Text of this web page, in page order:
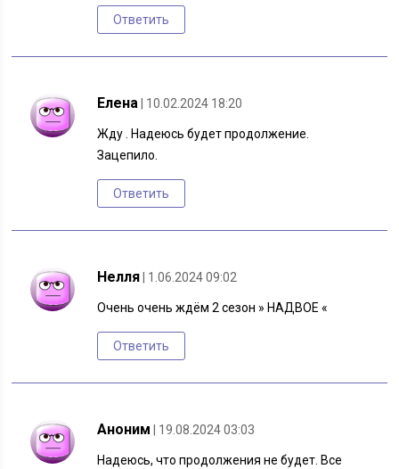
Ответить
Елена | 10.02.2024 18:20
Жду . Надеюсь будет продолжение.
Зацепило.
Ответить
Нелля | 1.06.2024 09:02
Очень очень ждём 2 сезон » НАДВОЕ «
Ответить
Аноним | 19.08.2024 03:03
Надеюсь, что продолжения не будет. Все